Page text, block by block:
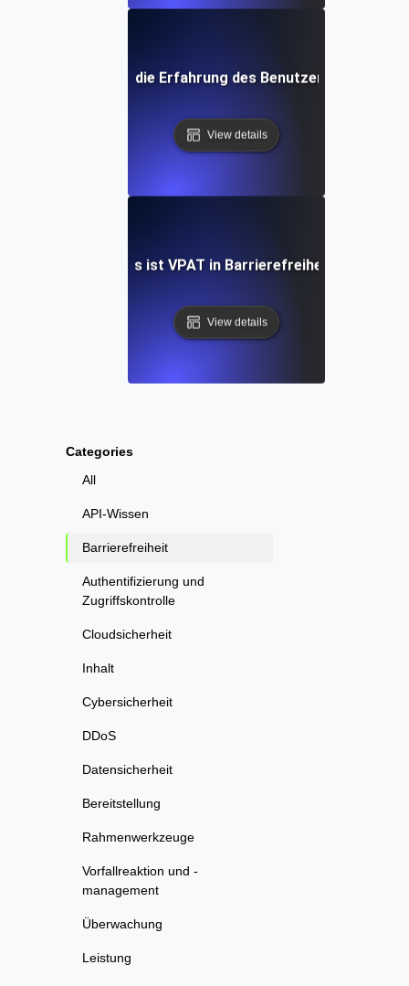
Categories
All
API-Wissen
Barrierefreiheit
Authentifizierung und
Zugriffskontrolle
Cloudsicherheit
Inhalt
Cybersicherheit
DDoS
Datensicherheit
Bereitstellung
Rahmenwerkzeuge
Vorfallreaktion und -
management
Überwachung
Leistung
Was ist die Erfahrung des Benutzers (UX)?
View details
Was ist VPAT in Barrierefreiheit?
View details